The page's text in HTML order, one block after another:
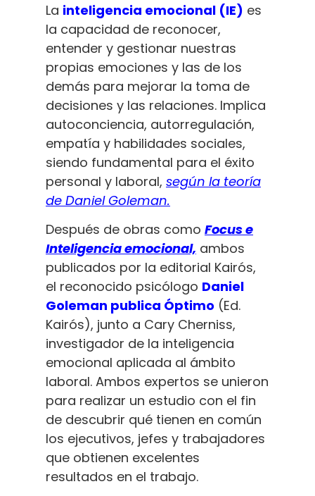
La inteligencia emocional (IE) es
la capacidad de reconocer,
entender y gestionar nuestras
propias emociones y las de los
demás para mejorar la toma de
decisiones y las relaciones. Implica
autoconciencia, autorregulación,
empatía y habilidades sociales,
siendo fundamental para el éxito
personal y laboral, según la teoría
de Daniel Goleman.
Después de obras como Focus e
Inteligencia emocional, ambos
publicados por la editorial Kairós,
el reconocido psicólogo Daniel
Goleman publica Óptimo (Ed.
Kairós), junto a Cary Cherniss,
investigador de la inteligencia
emocional aplicada al ámbito
laboral. Ambos expertos se unieron
para realizar un estudio con el fin
de descubrir qué tienen en común
los ejecutivos, jefes y trabajadores
que obtienen excelentes
resultados en el trabajo.